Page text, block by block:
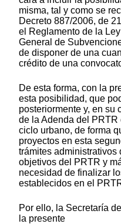
misma, tal y como se
Decreto 887/2006, de
el Reglamento de la
General de
de disponer de una
crédito de una
De esta forma, con la
esta posibilidad, que
posteriormente y, en su
de la Adenda del PRTR
ciclo urbano, de forma
proyectos en esta
trámites administrativos
objetivos del PRTR y
necesidad de finalizar
establecidos en el
Por ello, la Secretaría
la presente